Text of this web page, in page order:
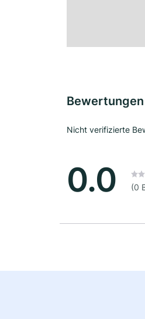
Bewertungen
Nicht verifizierte
0.0 (0